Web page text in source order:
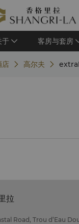
于 客房与套房
店 高尔夫
拉
Road, Trou d’Eau